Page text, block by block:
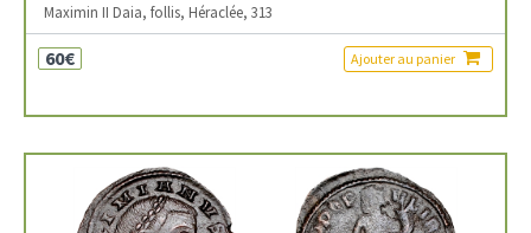
Maximin II Daia, follis, Héraclée, 313
60€ Ajouter au panier